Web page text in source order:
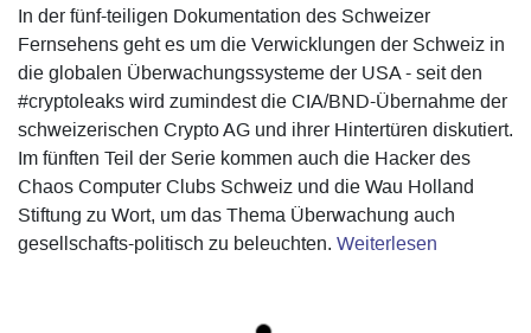
In der fünf-teiligen Dokumentation des Schweizer
Fernsehens geht es um die Verwicklungen der Schweiz in
die globalen Überwachungssysteme der USA - seit den
#cryptoleaks wird zumindest die CIA/BND-Übernahme der
schweizerischen Crypto AG und ihrer Hintertüren diskutiert.
Im fünften Teil der Serie kommen auch die Hacker des
Chaos Computer Clubs Schweiz und die Wau Holland
Stiftung zu Wort, um das Thema Überwachung auch
gesellschafts-politisch zu beleuchten. Weiterlesen